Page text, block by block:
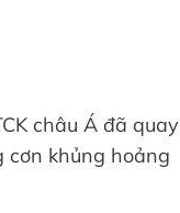
châu Á đã quay
cơn khủng hoảng